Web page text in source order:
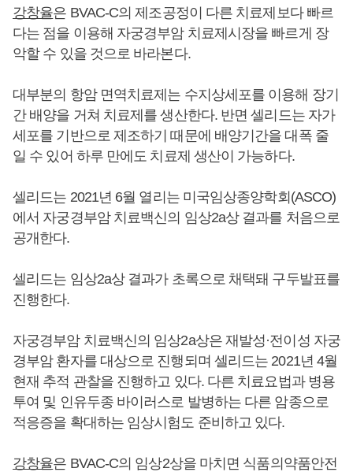
강창율은 BVAC-C의 제조공정이 다른 치료제보다 빠르
다는 점을 이용해 자궁경부암 치료제시장을 빠르게 장
악할 수 있을 것으로 바라본다.
대부분의 항암 면역치료제는 수지상세포를 이용해 장기
간 배양을 거쳐 치료제를 생산한다. 반면 셀리드는 자가
세포를 기반으로 제조하기 때문에 배양기간을 대폭 줄
일 수 있어 하루 만에도 치료제 생산이 가능하다.
셀리드는 2021년 6월 열리는 미국임상종양학회(ASCO)
에서 자궁경부암 치료백신의 임상2a상 결과를 처음으로
공개한다.
셀리드는 임상2a상 결과가 초록으로 채택돼 구두발표를
진행한다.
자궁경부암 치료백신의 임상2a상은 재발성·전이성 자궁
경부암 환자를 대상으로 진행되며 셀리드는 2021년 4월
현재 추적 관찰을 진행하고 있다. 다른 치료요법과 병용
투여 및 인유두종 바이러스로 발병하는 다른 암종으로
적응증을 확대하는 임상시험도 준비하고 있다.
강창율은 BVAC-C의 임상2상을 마치면 식품의약품안전